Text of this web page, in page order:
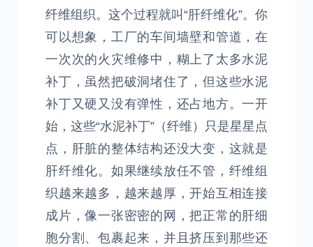
纤维组织。这个过程就叫“肝纤维化”。你
可以想象，工厂的车间墙壁和管道，在
一次次的火灾维修中，糊上了太多水泥
补丁，虽然把破洞堵住了，但这些水泥
补丁又硬又没有弹性，还占地方。一开
始，这些“水泥补丁”（纤维）只是星星点
点，肝脏的整体结构还没大变，这就是
肝纤维化。如果继续放任不管，纤维组
织越来越多，越来越厚，开始互相连接
成片，像一张密密的网，把正常的肝细
胞分割、包裹起来，并且挤压到那些还